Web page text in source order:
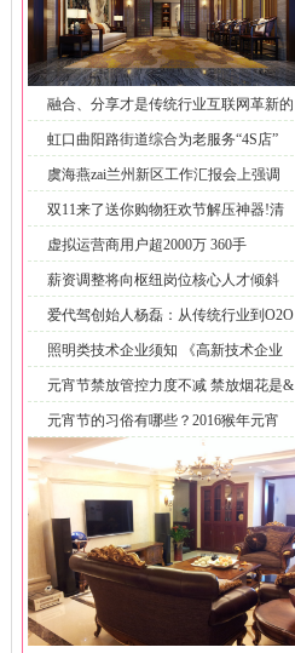
融合、分享才是传统行业互联网革新的
根虹口曲阳路街道综合为老服务“4S店”
虞海燕zai兰州新区工作汇报会上强调
双11来了送你购物狂欢节解压神器!清
虚拟运营商用户超2000万 360手
薪资调整将向枢纽岗位核心人才倾斜
传爱代驾创始人杨磊：从传统行业到O2O
照明类技术企业须知 《高新技术企业
认元宵节禁放管控力度不减 禁放烟花是&
元宵节的习俗有哪些？2016猴年元宵